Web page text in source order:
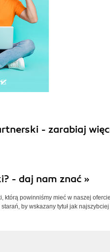
- zarabiaj
- daj nam znać »
którą powinniśmy mieć w naszej
starań, by wskazany tytuł jak